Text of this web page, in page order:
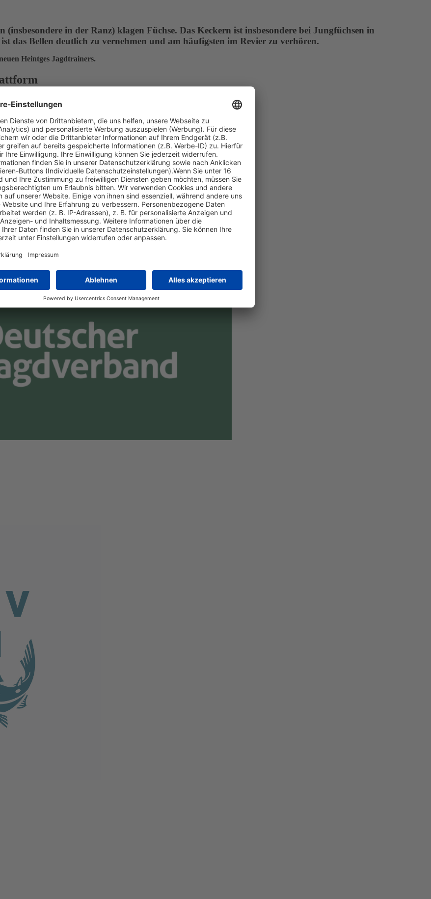
in der Ranz) klagen Füchse. Das Keckern ist insbesondere bei Jungfüchsen in
das Bellen deutlich zu vernehmen und am häufigsten im Revier zu verhören.
Heintges Jagdtrainers.
in einer Lernplattform – inklusive Original-Prüfungsfragen
Alle 9 Fachgebiete in einem Gesamtpaket